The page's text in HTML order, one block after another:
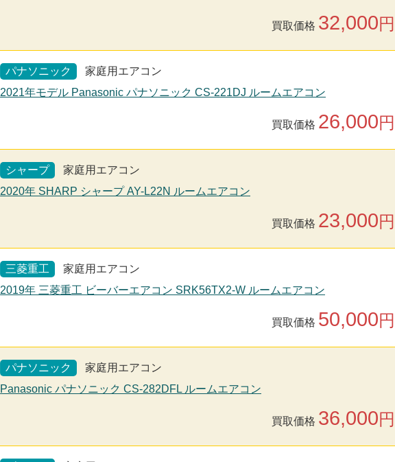
買取価格 32,000円
パナソニック
家庭用エアコン
2021年モデル Panasonic パナソニック CS-221DJ ルームエアコン
買取価格 26,000円
シャープ
家庭用エアコン
2020年 SHARP シャープ AY-L22N ルームエアコン
買取価格 23,000円
三菱重工
家庭用エアコン
2019年 三菱重工 ビーバーエアコン SRK56TX2-W ルームエアコン
買取価格 50,000円
パナソニック
家庭用エアコン
Panasonic パナソニック CS-282DFL ルームエアコン
買取価格 36,000円